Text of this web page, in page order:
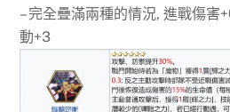
– 完全疊滿兩種的情況, 進戰傷害
動+3